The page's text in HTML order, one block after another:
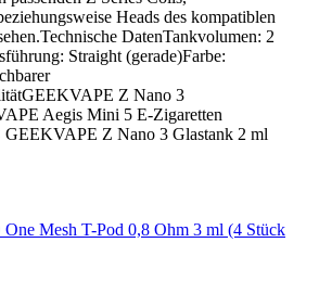
Heads des kompatiblen
DatenTankvolumen: 2
Straight (gerade)Farbe:
Z Nano 3
Aegis Mini 5 E-Zigaretten
GEEKVAPE Z Nano 3 Glastank 2 ml